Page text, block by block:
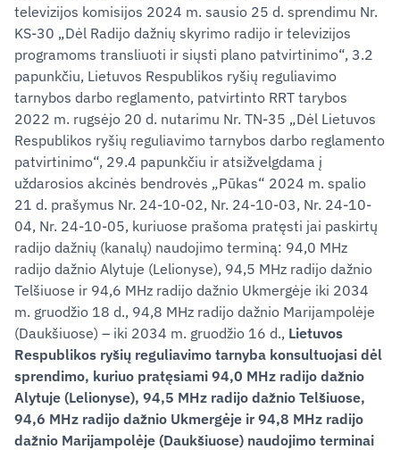
televizijos komisijos 2024 m. sausio 25 d. sprendimu Nr.
KS-30 „Dėl Radijo dažnių skyrimo radijo ir televizijos
programoms transliuoti ir siųsti plano patvirtinimo“, 3.2
papunkčiu, Lietuvos Respublikos ryšių reguliavimo
tarnybos darbo reglamento, patvirtinto RRT tarybos
2022 m. rugsėjo 20 d. nutarimu Nr. TN-35 „Dėl Lietuvos
Respublikos ryšių reguliavimo tarnybos darbo reglamento
patvirtinimo“, 29.4 papunkčiu ir atsižvelgdama į
uždarosios akcinės bendrovės „Pūkas“ 2024 m. spalio
21 d. prašymus Nr. 24-10-02, Nr. 24-10-03, Nr. 24-10-
04, Nr. 24-10-05, kuriuose prašoma pratęsti jai paskirtų
radijo dažnių (kanalų) naudojimo terminą: 94,0 MHz
radijo dažnio Alytuje (Lelionyse), 94,5 MHz radijo dažnio
Telšiuose ir 94,6 MHz radijo dažnio Ukmergėje iki 2034
m. gruodžio 18 d., 94,8 MHz radijo dažnio Marijampolėje
(Daukšiuose) – iki 2034 m. gruodžio 16 d., Lietuvos
Respublikos ryšių reguliavimo tarnyba konsultuojasi dėl
sprendimo, kuriuo pratęsiami 94,0 MHz radijo dažnio
Alytuje (Lelionyse), 94,5 MHz radijo dažnio Telšiuose,
94,6 MHz radijo dažnio Ukmergėje ir 94,8 MHz radijo
dažnio Marijampolėje (Daukšiuose) naudojimo terminai